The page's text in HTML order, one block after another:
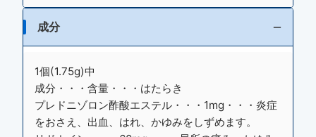
成分
1個(1.75g)中
成分・・・含量・・・はたらき
プレドニゾロン酢酸エステル・・・1mg・・・炎症
をおさえ、出血、はれ、かゆみをしずめます。